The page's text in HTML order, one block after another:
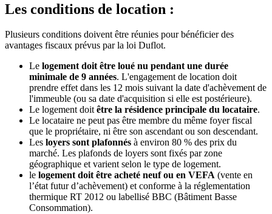
Les conditions de location :
Plusieurs conditions doivent être réunies pour bénéficier des
avantages fiscaux prévus par la loi Duflot.
Le logement doit être loué nu pendant une durée
minimale de 9 années. L'engagement de location doit
prendre effet dans les 12 mois suivant la date d'achèvement de
l'immeuble (ou sa date d'acquisition si elle est postérieure).
Le logement doitêtre la résidence principale du locataire.
Le locataire ne peut pas être membre du même foyer fiscal
que le propriétaire, ni être son ascendant ou son descendant.
Les loyers sont plafonnés à environ 80 % des prix du
marché. Les plafonds de loyers sont fixés par zone
géographique et varient selon le type de logement.
le logement doit être acheté neuf ou en VEFA (vente en
l’état futur d’achèvement) et conforme à la réglementation
thermique RT 2012 ou labellisé BBC (Bâtiment Basse
Consommation).